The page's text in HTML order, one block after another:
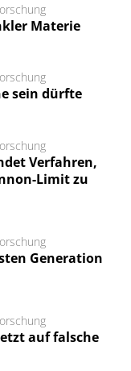
Materie
sein dürfte
Verfahren,
Limit zu
Generation
auf falsche